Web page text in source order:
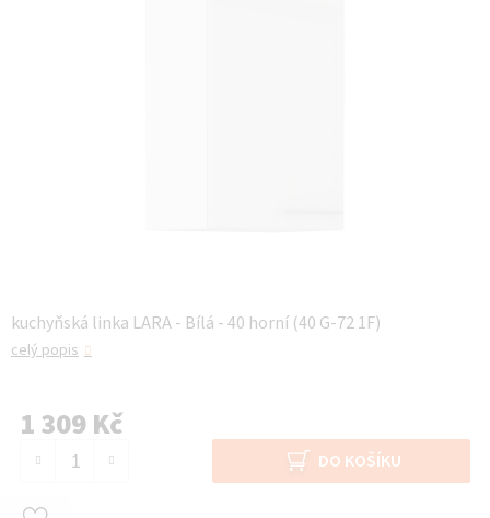
kuchyňská linka LARA - Bílá - 40 horní (40 G-72 1F)
celý popis
1 309 Kč
DO KOŠÍKU